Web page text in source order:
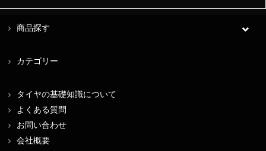
商品探す
カテゴリー
タイヤの基礎知識について
よくある質問
お問い合わせ
会社概要